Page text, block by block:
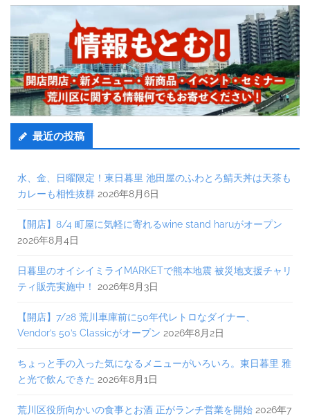
最近の投稿
水、金、日曜限定！東日暮里 池田屋のふわとろ鯖天丼は天茶も
カレーも相性抜群 2026年8月6日
【開店】8/4 町屋に気軽に寄れるwine stand haruがオープン
2026年8月4日
日暮里のオイシイミライMARKETで熊本地震 被災地支援チャリ
ティ販売実施中！
2026年8月3日
【開店】7/28 荒川車庫前に50年代レトロなダイナー、
Vendor’s 50’s Classicがオープン 2026年8月2日
ちょっと手の入った気になるメニューがいろいろ。東日暮里 雅
と光で飲んできた 2026年8月1日
荒川区役所向かいの食事とお酒 正がランチ営業を開始 2026年7